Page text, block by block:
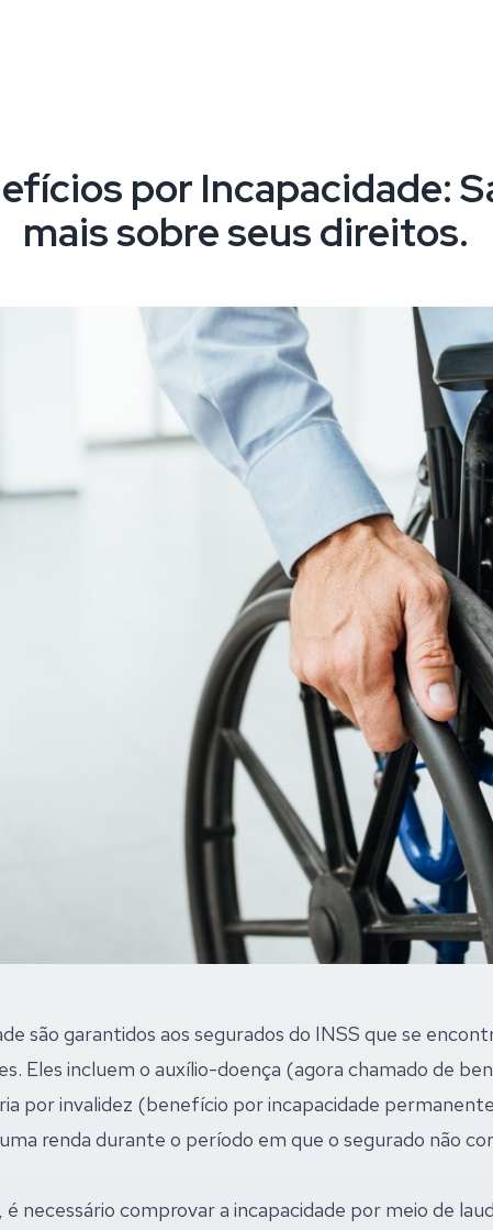
por Incapacidade:
mais sobre seus direitos.
são garantidos aos segurados do INSS que se
Eles incluem o auxílio-doença (agora chamado de
por invalidez (benefício por incapacidade
renda durante o período em que o segurado não
necessário comprovar a incapacidade por meio de